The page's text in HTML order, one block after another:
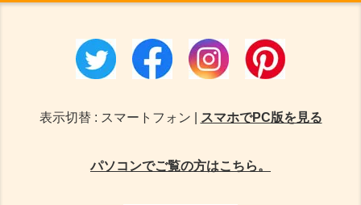
表示切替 : スマートフォン | スマホでPC版を見る
パソコンでご覧の方はこちら。